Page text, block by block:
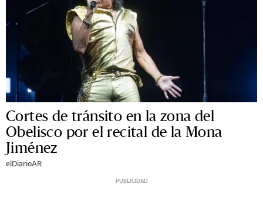
Cortes de tránsito en la zona del
Obelisco por el recital de la Mona
Jiménez
elDiarioAR